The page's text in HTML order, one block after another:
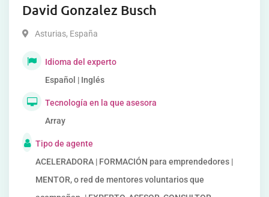
David Gonzalez Busch
Asturias, España
Idioma del experto
Español | Inglés
Tecnología en la que asesora
Array
Tipo de agente
ACELERADORA | FORMACIÓN para emprendedores |
MENTOR, o red de mentores voluntarios que